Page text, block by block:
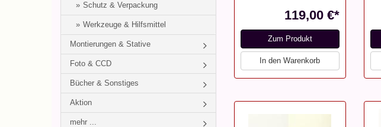
Schutz & Verpackung
Werkzeuge & Hilfsmittel
Montierungen & Stative
Foto & CCD
Bücher & Sonstiges
Aktion
mehr ...
119,00 €*
Zum Produkt
In den Warenkorb